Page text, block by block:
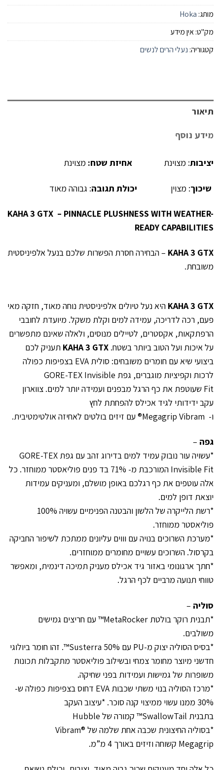
מותג: Hoka
מק"ט:אין מידע
קטגוריה: נעלי הרים לנשים
תיאור
מידע נוסף
יציבות: מצוינת אחיזת שטח: מצוינת
שיכוך: מצוין יכולת תגובה: גבוהה מאוד
KAHA 3 GTX – PINNACLE PLUSHNESS WITH WEATHER-
READY CAPABILITIES
KAHA 3 GTX – הבחירה חסרת הפשרות שלכם בנעל אלפיניסטית
משובחת.
KAHA 3 GTX היא נעל טיולים אלפיניסטית נוחה מאוד, חזקה מאי
פעם, רכה לדריכה, עמידה למים וקלת משקל. מיועדת לחובבי
הרפתקאות, אקסטרים, לטיילים מנוסים, ולאלה שאינם מתפשרים
על איכות ועל הטוב ביותר בשטח. KAHA 3 GTX תעניק לכם
ביצועי שיא עם חומרים משובחים: סולית EVA בצפיפות כפולה
לרכות וקפיציות מוגברים, גפת GORE-TEX Invisible
Fit שעוטפת את כף הרגל מבפנים ועמידה יותר למים. צווארון
עקב ידידותי לגיד אכילס להפחתת לחץ
ו- Megagrip Vibram® עם זיזים בולטים לאחיזה אולטימטיבית.
גפה –
*עשויה עור נובוק עמיד למים בדירוג זהב עם גפת GORE-TEX
Invisible Fit המורכבת מ- 71% בד פנים פוליאסטר ממוחזר. כל
אלה עוטפים את כף רגלכם באופן מושלם, ומעניקים עמידות
יוצאת דופן למים.
*רשת הלייקרה של הלשון והבטנה הפנימיים עשויה 100%
פוליאסטר ממוחזר.
*מערכת השרוכים בנויה עם וווים עליונים ממתכת לשיפור החביקה
בקרסול. השרוכים עשויים מחומרים ממוחזרים.
*חתך ארגונומי באזור גיד אכילס מעניק תמיכה דינמית, ומאפשר
טווחי תנועה מרביים לכף הרגל.
סוליה –
*תבנית רוקר בולטת MetaRocker™ עם חריצים גמישים
משולבים.
*בסיס הסוליה יצוק מ-PU עם 50% Susterra™. זהו חומר ביולוגי
חדשני מיוצר מחומר צמחי ובשילוב פוליאסטר מתקבלות תכונות
משופרות של גמישות ועמידות בפני שחיקה.
*מרכז הסוליה בנוי משתי שכבות EVA דחוס בצפיפות כפולה ש-
30% ממנו עשוי ממיצוי קנה סוכר. *עיצוב העקב
בתבנית SwallowTail™ קמורה של Hubble
*בסוליה החיצונית שכבה אחת שלמה של Vibram®
Megagrip קשוחה וזיזים באורך 4 מ”מ.